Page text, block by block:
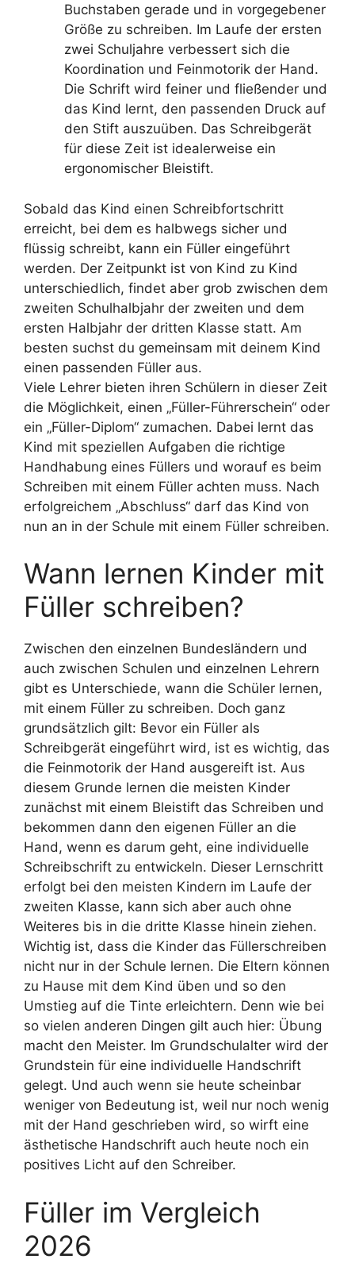
Buchstaben gerade und in vorgegebener
Größe zu schreiben. Im Laufe der ersten
zwei Schuljahre verbessert sich die
Koordination und Feinmotorik der Hand.
Die Schrift wird feiner und fließender und
das Kind lernt, den passenden Druck auf
den Stift auszuüben. Das Schreibgerät
für diese Zeit ist idealerweise ein
ergonomischer Bleistift.
Sobald das Kind einen Schreibfortschritt
erreicht, bei dem es halbwegs sicher und
flüssig schreibt, kann ein Füller eingeführt
werden. Der Zeitpunkt ist von Kind zu Kind
unterschiedlich, findet aber grob zwischen dem
zweiten Schulhalbjahr der zweiten und dem
ersten Halbjahr der dritten Klasse statt. Am
besten suchst du gemeinsam mit deinem Kind
einen passenden Füller aus.
Viele Lehrer bieten ihren Schülern in dieser Zeit
die Möglichkeit, einen „Füller-Führerschein“ oder
ein „Füller-Diplom“ zumachen. Dabei lernt das
Kind mit speziellen Aufgaben die richtige
Handhabung eines Füllers und worauf es beim
Schreiben mit einem Füller achten muss. Nach
erfolgreichem „Abschluss“ darf das Kind von
nun an in der Schule mit einem Füller schreiben.
Wann lernen Kinder mit
Füller schreiben?
Zwischen den einzelnen Bundesländern und
auch zwischen Schulen und einzelnen Lehrern
gibt es Unterschiede, wann die Schüler lernen,
mit einem Füller zu schreiben. Doch ganz
grundsätzlich gilt: Bevor ein Füller als
Schreibgerät eingeführt wird, ist es wichtig, das
die Feinmotorik der Hand ausgereift ist. Aus
diesem Grunde lernen die meisten Kinder
zunächst mit einem Bleistift das Schreiben und
bekommen dann den eigenen Füller an die
Hand, wenn es darum geht, eine individuelle
Schreibschrift zu entwickeln. Dieser Lernschritt
erfolgt bei den meisten Kindern im Laufe der
zweiten Klasse, kann sich aber auch ohne
Weiteres bis in die dritte Klasse hinein ziehen.
Wichtig ist, dass die Kinder das Füllerschreiben
nicht nur in der Schule lernen. Die Eltern können
zu Hause mit dem Kind üben und so den
Umstieg auf die Tinte erleichtern. Denn wie bei
so vielen anderen Dingen gilt auch hier: Übung
macht den Meister. Im Grundschulalter wird der
Grundstein für eine individuelle Handschrift
gelegt. Und auch wenn sie heute scheinbar
weniger von Bedeutung ist, weil nur noch wenig
mit der Hand geschrieben wird, so wirft eine
ästhetische Handschrift auch heute noch ein
positives Licht auf den Schreiber.
Füller im Vergleich
2026